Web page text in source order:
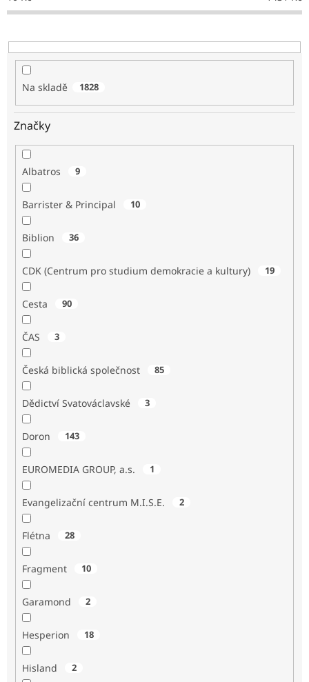
t
Na skladě 1828
Značky
Albatros 9
Barrister & Principal 10
Biblion 36
CDK (Centrum pro studium demokracie a kultury) 19
Cesta 90
ČAS 3
Česká biblická společnost 85
Dědictví Svatováclavské 3
Doron 143
EUROMEDIA GROUP, a.s. 1
Evangelizační centrum M.I.S.E. 2
Flétna 28
Fragment 10
Garamond 2
Hesperion 18
Hisland 2